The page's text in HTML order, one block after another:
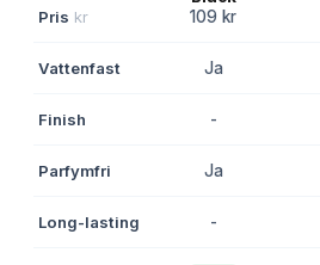
Pris kr 109 kr
Vattenfast Ja
Finish -
Parfymfri Ja
Long-lasting -